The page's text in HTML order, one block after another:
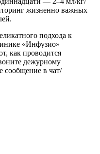
жизненно важных
подхода к
«Инфузио»
как проводится
дежурному
сообщение в чат/